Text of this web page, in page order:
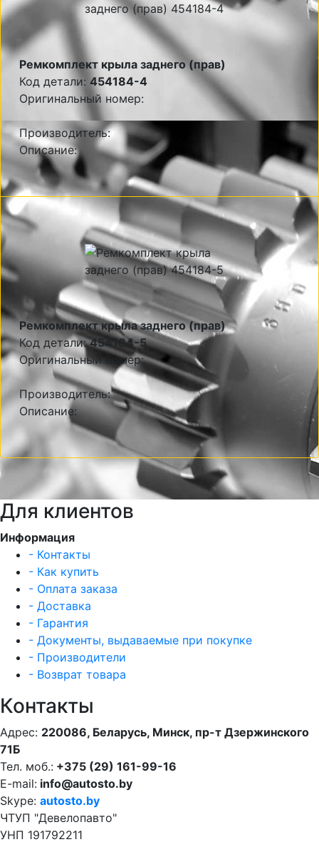
Ремкомплект крыла заднего (прав)
Код детали: 454184-4
Оригинальный номер:
Производитель:
Описание:
Ремкомплект крыла заднего (прав)
Код детали:454184-5
Оригинальный номер:
Производитель:
Описание:
Для клиентов
Информация
- Контакты
- Как купить
- Оплата заказа
- Доставка
- Гарантия
- Документы, выдаваемые при покупке
- Производители
- Возврат товара
Контакты
Адрес: 220086, Беларусь, Минск, пр-т Дзержинского
71Б
Тел. моб.: +375 (29) 161-99-16
E-mail: info@autosto.by
Skype: autosto.by
ЧТУП "Девелопавто"
УНП 191792211